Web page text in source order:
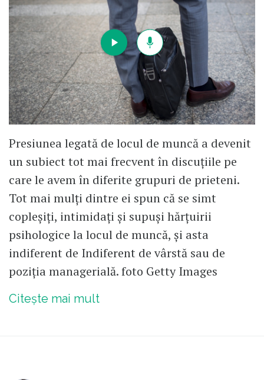
Presiunea legată de locul de muncă a devenit
un subiect tot mai frecvent în discuțiile pe
care le avem în diferite grupuri de prieteni.
Tot mai mulți dintre ei spun că se simt
copleșiți, intimidați și supuși hărțuirii
psihologice la locul de muncă, și asta
indiferent de Indiferent de vârstă sau de
poziția managerială. foto Getty Images
Citește mai mult